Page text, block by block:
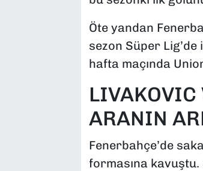
Öte yandan
sezon Süper
hafta maçında
LIVAKOVIC
ARANIN
Fenerbahçe’de
formasına kavuştu.